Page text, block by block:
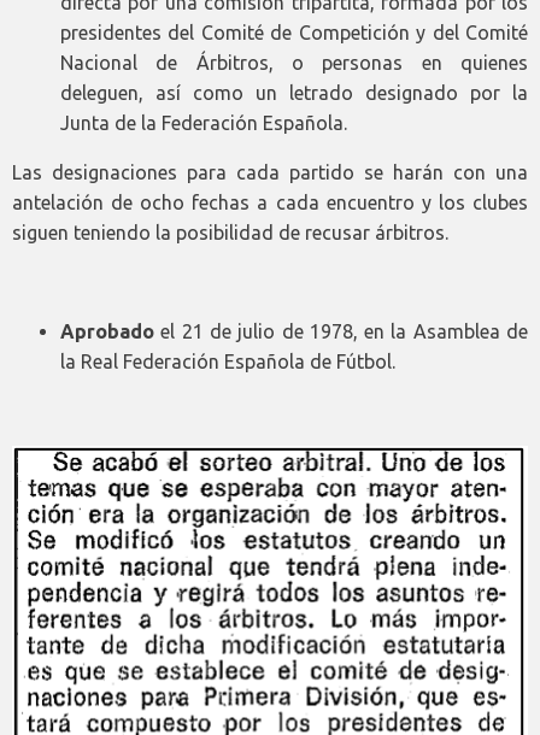
presidentes del Comité de Competición y del Comité
Nacional de Árbitros, o personas en quienes
deleguen, así como un letrado designado por la
Junta de la Federación Española.
Las designaciones para cada partido se harán con una
antelación de ocho fechas a cada encuentro y los clubes
siguen teniendo la posibilidad de recusar árbitros.
Aprobadoel 21 de julio de 1978, en la Asamblea de
la Real Federación Española de Fútbol.